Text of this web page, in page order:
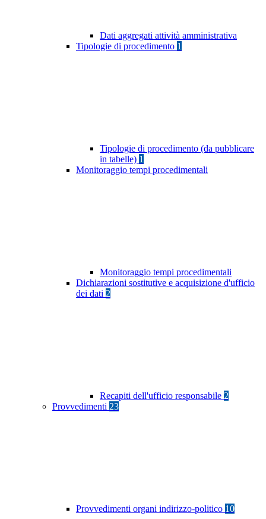
Dati aggregati attività amministrativa
Tipologie di procedimento 1
Tipologie di procedimento (da pubblicare
in tabelle) 1
Monitoraggio tempi procedimentali
Monitoraggio tempi procedimentali
Dichiarazioni sostitutive e acquisizione d'ufficio
dei dati 2
Recapiti dell'ufficio responsabile 2
Provvedimenti 23
Provvedimenti organi indirizzo-politico 10